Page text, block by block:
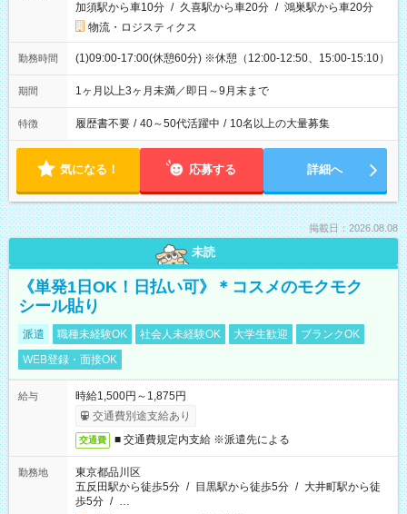
加須駅から車10分 / 久喜駅から車20分 / 鴻巣駅から車20分
物流・ロジスティクス
勤務時間 (1)09:00-17:00(休憩60分) ※休憩（12:00-12:50、15:00-15:10）
期間 1ヶ月以上3ヶ月未満／即日～9月末まで
特徴 履歴書不要 / 40～50代活躍中 / 10名以上の大量募集
気になる！ 応募する 詳細へ
掲載日：2026.08.08
未読
《単発1日OK！日払い可》＊コスメのモクモク
シール貼り
派遣 職種未経験OK 社会人未経験OK 大学生歓迎
ブランクOK
WEB登録・面接OK
給与
時給1,500円～1,875円
交通費別途支給あり
交通費 ■ 交通費規定内支給 ※派遣先による
勤務地
東京都品川区
五反田駅から徒歩5分 / 目黒駅から徒歩5分 / 大井町駅から徒
歩5分 / …